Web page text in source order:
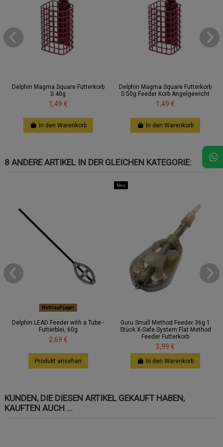
Delphin Magma Square Futterkorb
S 40g
1,49 €
In den Warenkorb
Delphin Magma Square Futterkorb
S 50g Feeder Korb Angelgewicht
1,49 €
In den Warenkorb
8 ANDERE ARTIKEL IN DER GLEICHEN KATEGORIE:
Nicht auf Lager
Delphin LEAD Feeder with a Tube -
Futterblei, 60g
2,69 €
Produkt ansehen
Neu
Guru Small Method Feeder 36g 1
Stück X-Safe System Flat Method
Feeder Futterkorb
3,99 €
In den Warenkorb
KUNDEN, DIE DIESEN ARTIKEL GEKAUFT HABEN,
KAUFTEN AUCH ...